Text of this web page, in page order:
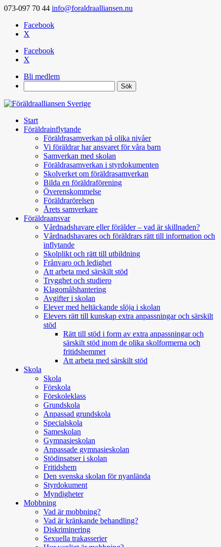
073-097 70 44 info@foraldraalliansen.nu
Facebook
X
Facebook
X
Bli medlem
Start
Föräldrainflytande
Föräldrasamverkan på olika nivåer
Vi föräldrar har ansvaret för våra barn
Samverkan med skolan
Föräldrasamverkan i styrdokumenten
Skolverket om föräldrasamverkan
Bilda en föräldraförening
Överenskommelse
Föräldrarörelsen
Årets samverkare
Föräldraansvar
Vårdnadshavare eller förälder – vad är skillnaden?
Vårdnadshavares och föräldrars rätt till information och
inflytande
Skolplikt och rätt till utbildning
Frånvaro och ledighet
Att arbeta med särskilt stöd
Trygghet och studiero
Klagomålshantering
Avgifter i skolan
Elever med heltäckande slöja i skolan
Elevers rätt till kunskap extra anpassningar och särskilt
stöd
Rätt till stöd i form av extra anpassningar och
särskilt stöd inom de olika skolformerna och
fritidshemmet
Att arbeta med särskilt stöd
Skola
Skola
Förskola
Förskoleklass
Grundskola
Anpassad grundskola
Specialskola
Sameskolan
Gymnasieskolan
Anpassade gymnasieskolan
Stödinsatser i skolan
Fritidshem
Den svenska skolan för nyanlända
Styrdokument
Myndigheter
Mobbning
Vad är mobbning?
Vad är kränkande behandling?
Diskriminering
Sexuella trakasserier